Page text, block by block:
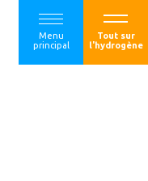
Menu
principal
Tout sur
l'hydrogène